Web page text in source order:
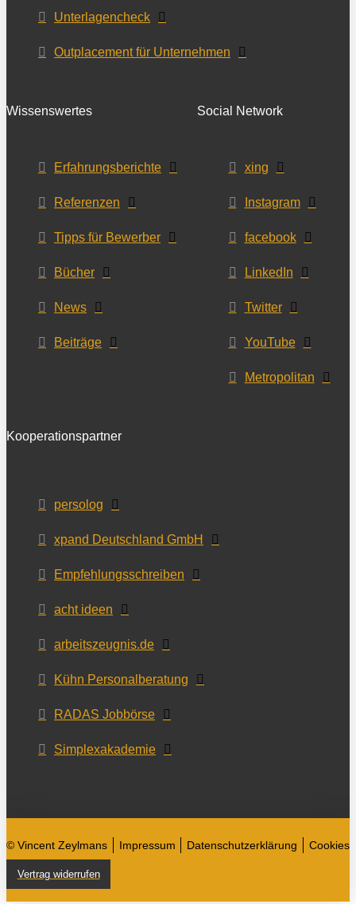
Unterlagencheck
Outplacement für Unternehmen
Wissenswertes
Erfahrungsberichte
Referenzen
Tipps für Bewerber
Bücher
News
Beiträge
Social Network
xing
Instagram
facebook
LinkedIn
Twitter
YouTube
Metropolitan
Kooperationspartner
persolog
xpand Deutschland GmbH
Empfehlungsschreiben
acht ideen
arbeitszeugnis.de
Kühn Personalberatung
RADAS Jobbörse
Simplexakademie
© Vincent Zeylmans Impressum Datenschutzerklärung Cookies
Vertrag widerrufen